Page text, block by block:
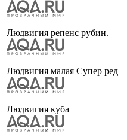
Людвигия репенс рубин.
Людвигия малая Супер ред
Людвигия куба